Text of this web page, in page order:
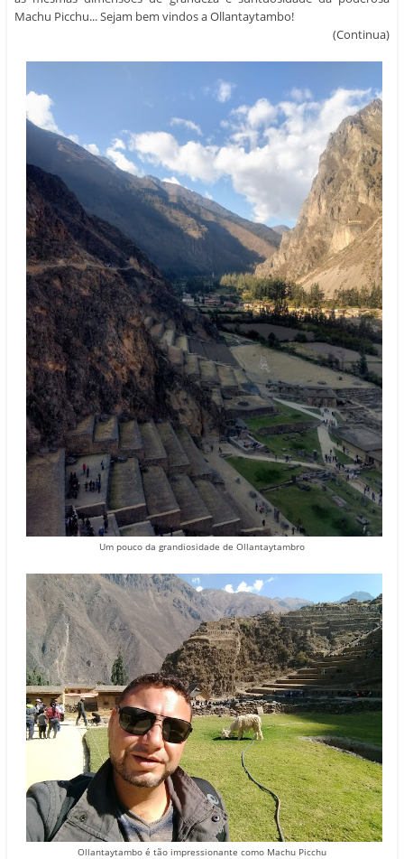
Machu Picchu... Sejam bem vindos a Ollantaytambo!
(Continua)
Um pouco da grandiosidade de Ollantaytambro
Ollantaytambo é tão impressionante como Machu Picchu